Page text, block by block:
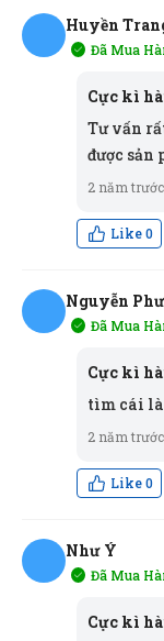
Huyền
Đã Mua
Cực kì
Tư vấn
được sản
2 năm trước
Like0
Nguyễn
Đã Mua
Cực kì
tìm cái là
2 năm trước
Like0
Như Ý
Đã Mua
Cực kì
(Đánh giá
(Đánh giá
Phục vụ đúng
nghiệp